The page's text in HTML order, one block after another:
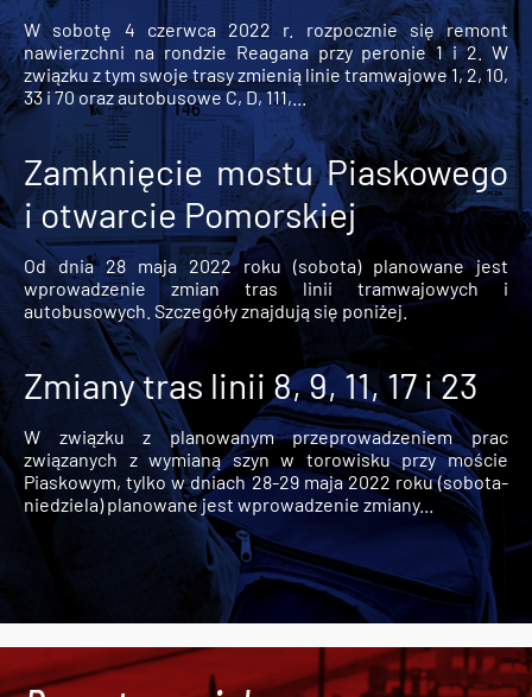
W sobotę 4 czerwca 2022 r. rozpocznie się remont
nawierzchni na rondzie Reagana przy peronie 1 i 2. W
związku z tym swoje trasy zmienią linie tramwajowe 1, 2, 10,
33 i 70 oraz autobusowe C, D, 111,...
Zamknięcie mostu Piaskowego
i otwarcie Pomorskiej
Od dnia 28 maja 2022 roku (sobota) planowane jest
wprowadzenie zmian tras linii tramwajowych i
autobusowych. Szczegóły znajdują się poniżej.
Zmiany tras linii 8, 9, 11, 17 i 23
W związku z planowanym przeprowadzeniem prac
związanych z wymianą szyn w torowisku przy moście
Piaskowym, tylko w dniach 28-29 maja 2022 roku (sobota-
niedziela) planowane jest wprowadzenie zmiany...